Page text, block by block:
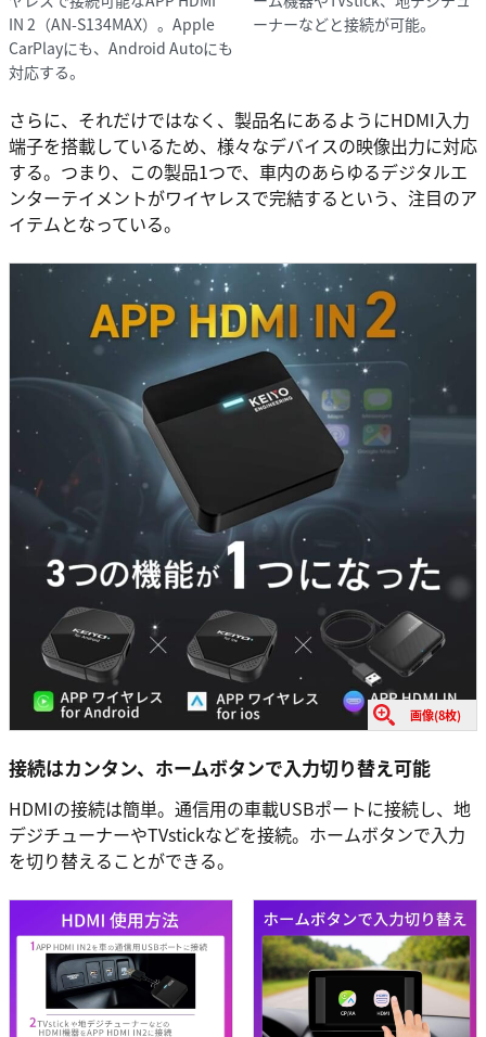
IN 2（AN-S134MAX）。Apple
CarPlayにも、Android Autoにも
対応する。
ーナーなどと接続が可能。
さらに、それだけではなく、製品名にあるようにHDMI入力
端子を搭載しているため、様々なデバイスの映像出力に対応
する。つまり、この製品1つで、車内のあらゆるデジタルエ
ンターテイメントがワイヤレスで完結するという、注目のア
イテムとなっている。
画像(8枚)
接続はカンタン、ホームボタンで入力切り替え可能
HDMIの接続は簡単。通信用の車載USBポートに接続し、地
デジチューナーやTVstickなどを接続。ホームボタンで入力
を切り替えることができる。